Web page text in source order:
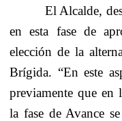
El Alcalde,
en esta fase de
elección de la
Brígida. “En este
previamente que en
la fase de Avance